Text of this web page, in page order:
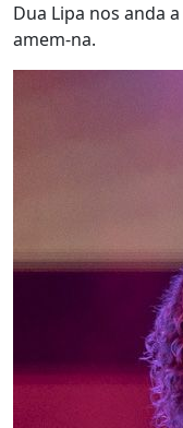
Dua Lipa nos anda
amem-na.